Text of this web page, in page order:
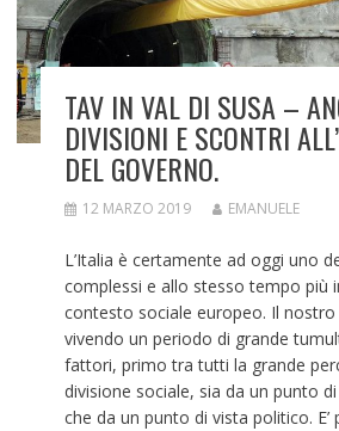
TAV IN VAL DI SUSA –
DIVISIONI E SCONTRI
DEL GOVERNO.
12 MARZO 2019 EMANUELE
L’Italia è certamente ad oggi uno
complessi e allo stesso tempo più
contesto sociale europeo. Il
vivendo un periodo di grande
fattori, primo tra tutti la grande
divisione sociale, sia da un punto
che da un punto di vista politico. E’